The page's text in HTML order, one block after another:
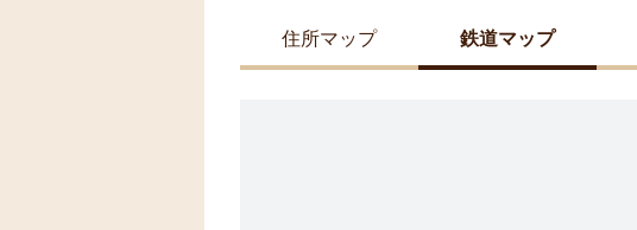
住所マップ 鉄道マップ